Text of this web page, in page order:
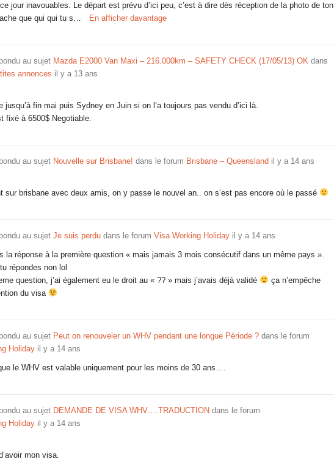
jour inavouables. Le départ est prévu d’ici peu, c’est à dire dès réception de la photo de ton
que qui qui tu s…
En afficher davantage
au sujet Mazda E2000 Van Maxi – 216.000km – SAFETY CHECK (17/05/13) OK dans
annonces il y a 13 ans
jusqu’à fin mai puis Sydney en Juin si on l’a toujours pas vendu d’ici là.
fixé à 6500$ Negotiable.
au sujet Nouvelle sur Brisbane! dans le forum Brisbane – Queensland il y a 14 ans
sur brisbane avec deux amis, on y passe le nouvel an.. on s’est pas encore où le passé
au sujet Je suis perdu dans le forum Visa Working Holiday il y a 14 ans
la réponse à la première question « mais jamais 3 mois consécutif dans un même pays ».
répondes non lol
question, j’ai également eu le droit au « ?? » mais j’avais déjà validé
ça n’empêche
du visa
au sujet Peut on renouveler un WHV pendant une longue Pèriode ? dans le forum
Holiday il y a 14 ans
le WHV est valable uniquement pour les moins de 30 ans….
au sujet DEMANDE DE VISA WHV….TRADUCTION dans le forum
Holiday il y a 14 ans
mon visa.